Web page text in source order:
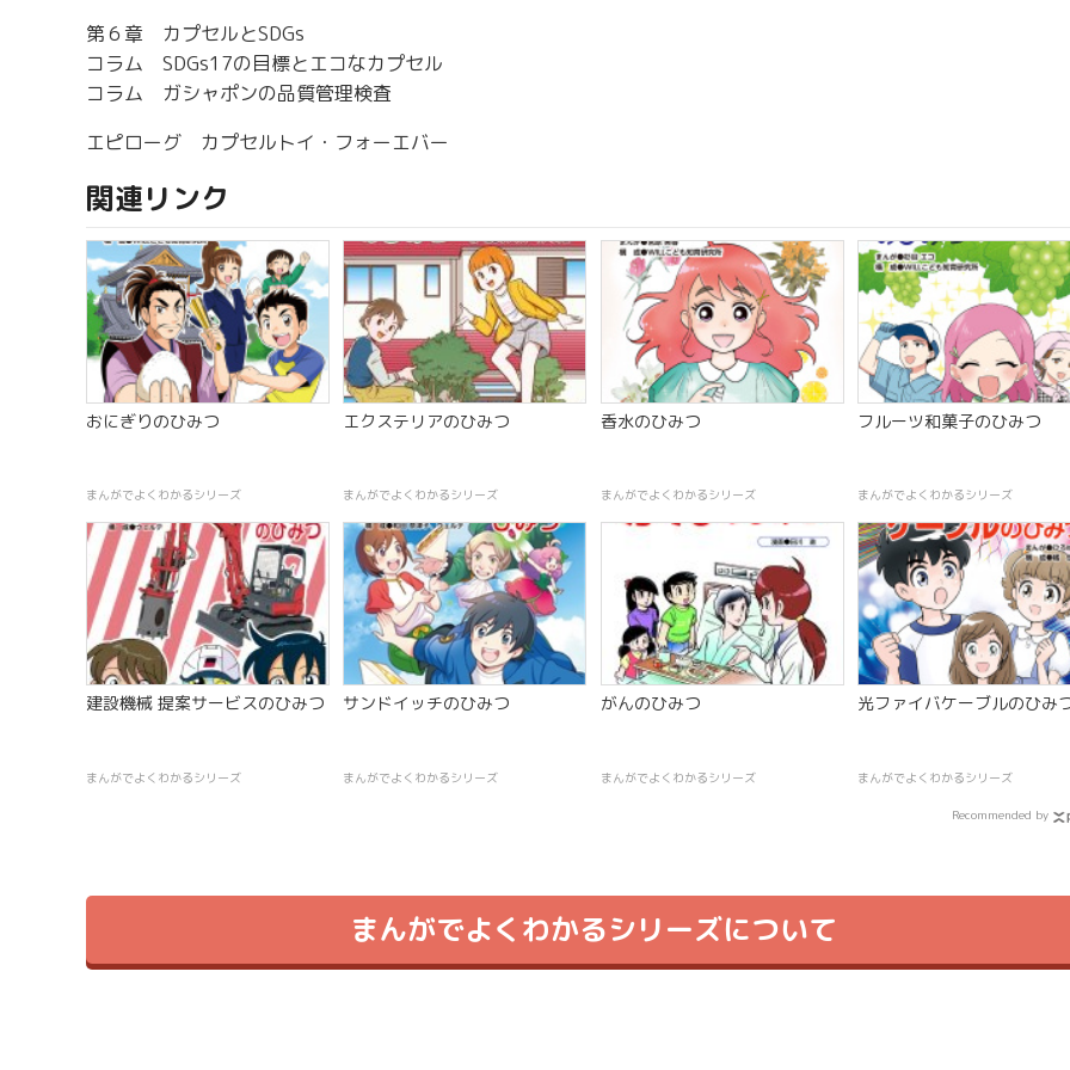
第６章 カプセルとSDGs
コラム SDGs17の目標とエコなカプセル
コラム ガシャポンの品質管理検査
エピローグ カプセルトイ・フォーエバー
関連リンク
おにぎりのひみつ
まんがでよくわかるシリーズ
エクステリアのひみつ
まんがでよくわかるシリーズ
香水のひみつ
まんがでよくわかるシリーズ
フルーツ和菓子のひみつ
まんがでよくわかるシリーズ
建設機械 提案サービスのひみつ
まんがでよくわかるシリーズ
サンドイッチのひみつ
まんがでよくわかるシリーズ
がんのひみつ
まんがでよくわかるシリーズ
光ファイバケーブルのひみ
まんがでよくわかるシリーズ
Recommended by
まんがでよくわかるシリーズについて